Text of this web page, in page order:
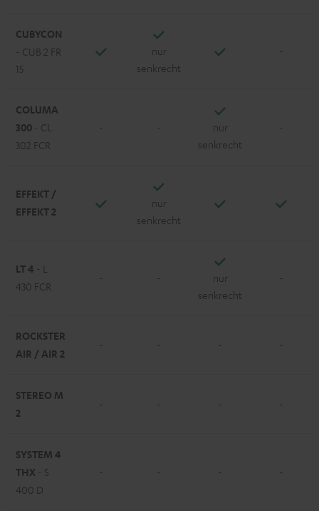
CUBYCON
- CUB 2 FR
15
nur
senkrecht
-
COLUMA
300 - CL
302 FCR
- -
nur
senkrecht
-
EFFEKT /
EFFEKT 2
nur
senkrecht
LT 4 - L
430 FCR
- -
nur
senkrecht
-
ROCKSTER
AIR / AIR 2
- - - -
STEREO M
2
- - - -
SYSTEM 4
THX - S
400 D
- - - -